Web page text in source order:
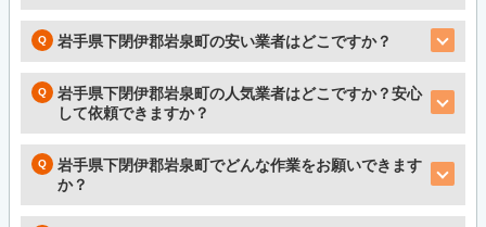
岩手県下閉伊郡岩泉町の安い業者はどこですか？
岩手県下閉伊郡岩泉町の人気業者はどこですか？安心
して依頼できますか？
岩手県下閉伊郡岩泉町でどんな作業をお願いできます
か？